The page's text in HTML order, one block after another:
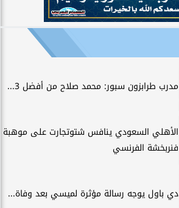
مدرب طرابزون سبور: محمد صلاح من أفضل 3...
الأهلي السعودي ينافس شتوتجارت على موهبة
فنربخشة الفرنسي
دي باول يوجه رسالة مؤثرة لميسي بعد وفاة...